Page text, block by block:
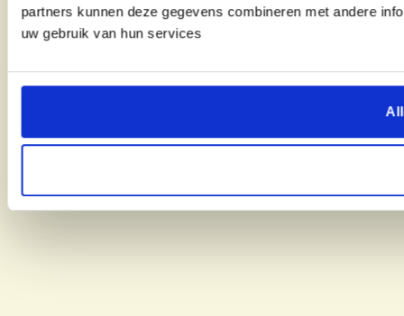
partners kunnen deze gegevens combineren met andere
uw gebruik van hun services